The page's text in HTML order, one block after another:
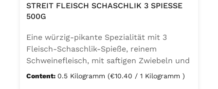
STREIT FLEISCH SCHASCHLIK 3 SPIESSE
500G
Eine würzig-pikante Spezialität mit 3
Fleisch-Schaschlik-Spieße, reinem
Schweinefleisch, mit saftigen Zwiebeln und
einer Scheibe deftigem Speck. Die nach
Content: 0.5 Kilogramm (€10.40 / 1 Kilogramm )